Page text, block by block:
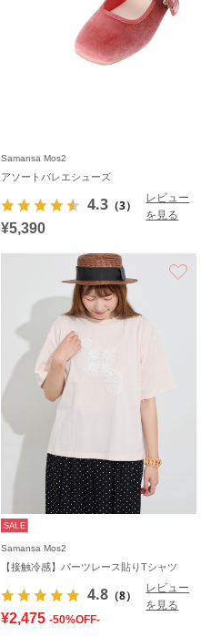
Samansa Mos2
アソートバレエシューズ
4.3 （3）
レビュー
を見る
¥5,390
SALE
Samansa Mos2
【接触冷感】パーツレース貼りTシャツ
4.8 （8）
レビュー
を見る
¥2,475 -50%OFF-